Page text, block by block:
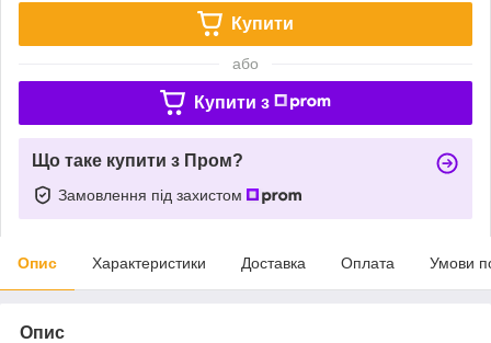
Купити
або
Купити з
Що таке купити з Пром?
Замовлення під захистом
Опис Характеристики Доставка Оплата Умови
Опис